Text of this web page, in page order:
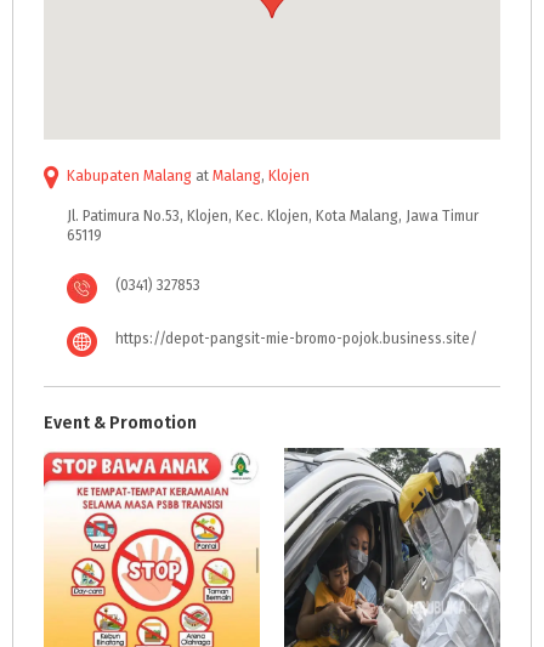
Kabupaten Malang at Malang, Klojen
Jl. Patimura No.53, Klojen, Kec. Klojen, Kota Malang, Jawa Timur
65119
(0341) 327853
https://depot-pangsit-mie-bromo-pojok.business.site/
Event & Promotion